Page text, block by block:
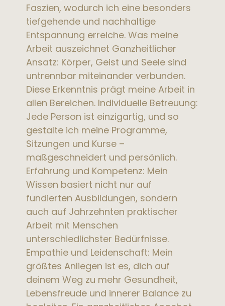
Faszien, wodurch ich eine besonders
tiefgehende und nachhaltige
Entspannung erreiche. Was meine
Arbeit auszeichnet Ganzheitlicher
Ansatz: Körper, Geist und Seele sind
untrennbar miteinander verbunden.
Diese Erkenntnis prägt meine Arbeit in
allen Bereichen. Individuelle Betreuung:
Jede Person ist einzigartig, und so
gestalte ich meine Programme,
Sitzungen und Kurse –
maßgeschneidert und persönlich.
Erfahrung und Kompetenz: Mein
Wissen basiert nicht nur auf
fundierten Ausbildungen, sondern
auch auf Jahrzehnten praktischer
Arbeit mit Menschen
unterschiedlichster Bedürfnisse.
Empathie und Leidenschaft: Mein
größtes Anliegen ist es, dich auf
deinem Weg zu mehr Gesundheit,
Lebensfreude und innerer Balance zu